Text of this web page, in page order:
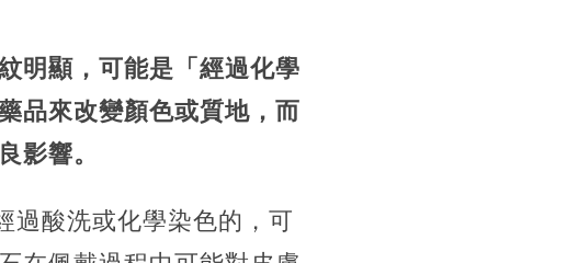
明顯，可能是「經過化學
品來改變顏色或質地，而
影響。
過酸洗或化學染色的，可